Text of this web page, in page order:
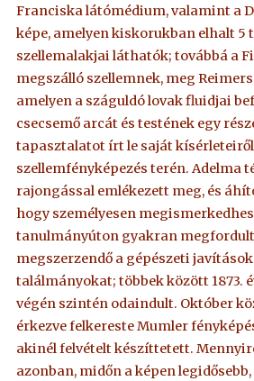
Franciska látómédium, valamint a
képe, amelyen kiskorukban elhalt 5
szellemalakjai láthatók; továbbá a
megszálló szellemnek, meg
amelyen a száguldó lovak fluidjai
csecsemő arcát és testének egy
tapasztalatot írt le saját kísérleteiről
szellemfényképezés terén. Adelma
rajongással emlékezett meg, és
hogy személyesen
tanulmányúton gyakran
megszerzendő a gépészeti
találmányokat; többek között 1873.
végén szintén odaindult. Október
érkezve felkereste Mumler
akinél felvételt készíttetett.
azonban, midőn a képen legidősebb,